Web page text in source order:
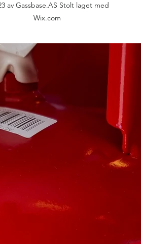
av Gassbase.AS Stolt laget med
Wix.com